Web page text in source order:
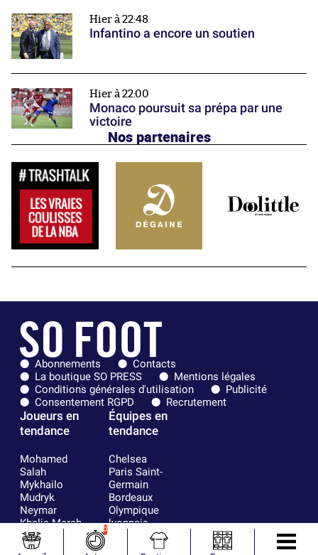
Hier à 22:48
Infantino a encore un soutien
Hier à 22:00
Monaco poursuit sa prépa par une
victoire
Nos partenaires
Abonnements
Contacts
La boutique SO PRESS
Mentions légales
Conditions générales d'utilisation
Publicité
Consentement RGPD
Recrutement
Joueurs en
tendance
Mohamed
Salah
Mykhailo
Mudryk
Neymar
Khalis Merah
Loïs Openda
Moussa
Équipes en
tendance
Chelsea
Paris Saint-
Germain
Bordeaux
Olympique
lyonnais
Real Madrid
0